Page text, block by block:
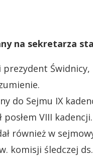
na sekretarza
Świdnicy,
do Sejmu IX
posłem VIII
również w
komisji śledczej ds.